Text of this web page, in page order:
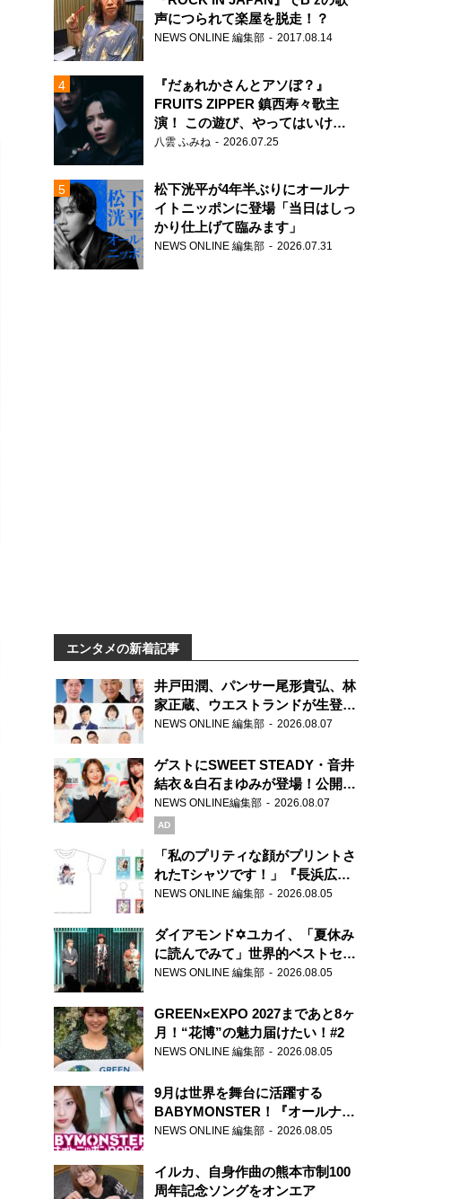
声につられて楽屋を脱走！？
NEWS ONLINE 編集部 2017.08.14
『だぁれかさんとアソぼ？』
FRUITS ZIPPER 鎮西寿々歌主
演！ この遊び、やってはいけま
せん。
八雲 ふみね 2026.07.25
松下洸平が4年半ぶりにオールナ
イトニッポンに登場「当日はしっ
かり仕上げて臨みます」
NEWS ONLINE 編集部 2026.07.31
エンタメの新着記事
井戸田潤、パンサー尾形貴弘、林
家正蔵、ウエストランドが生登
場！『ラジオビバリー昼ズ』
NEWS ONLINE 編集部 2026.08.07
ゲストにSWEET STEADY・音井
結衣＆白石まゆみが登場！公開収
録で素顔全開！
NEWS ONLINE編集部 2026.08.07
AD
「私のプリティな顔がプリントさ
れたTシャツです！」『長浜広奈
天下無双』初の番組グッズ発売
NEWS ONLINE 編集部 2026.08.05
ダイアモンド✡ユカイ、「夏休み
に読んでみて」世界的ベストセラ
ー『アナスタシア』を紹介
NEWS ONLINE 編集部 2026.08.05
GREEN×EXPO 2027まであと8ヶ
月！“花博”の魅力届けたい！#2
NEWS ONLINE 編集部 2026.08.05
9月は世界を舞台に活躍する
BABYMONSTER！『オールナイ
トニッポンPODCAST』月替わり
NEWS ONLINE 編集部 2026.08.05
イルカ、自身作曲の熊本市制100
周年記念ソングをオンエア